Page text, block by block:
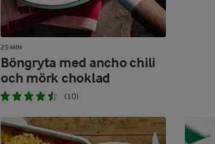
25 MIN
Böngryta med ancho chili
och mörk choklad
(10)